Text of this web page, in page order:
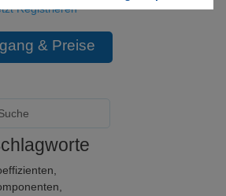
Registrieren
& Preise
,
,